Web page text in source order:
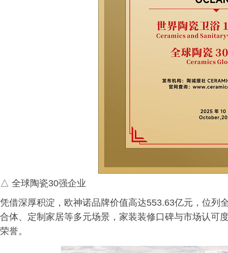
△ 全球陶瓷30强企业
凭借深厚积淀，欧神诺品牌价值高达553.63亿元，位列
合体、定制家居等多元场景，家装装修口碑与市场认可
荣誉。